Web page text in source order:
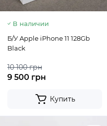
В наличии
Б/У Apple iPhone 11 128Gb
Black
10 100 грн
9 500 грн
Купить